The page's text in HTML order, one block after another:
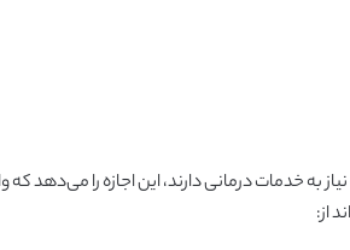
به خدمات درمانی دارند، این اجازه را می‌دهد